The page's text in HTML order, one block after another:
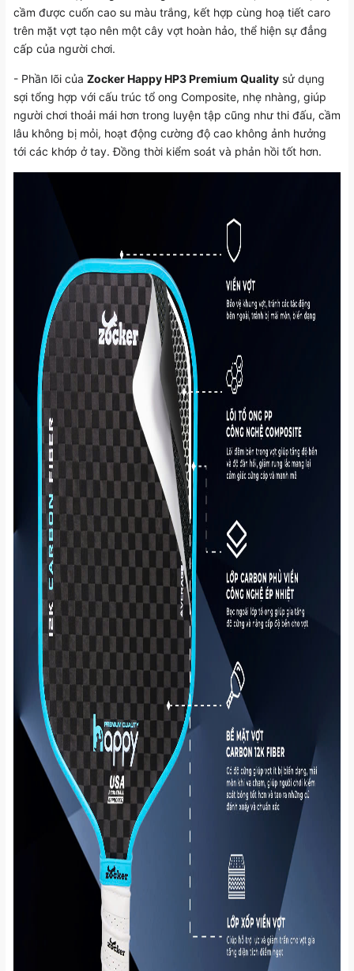
cầm được cuốn cao su màu trắng, kết hợp cùng hoạ tiết caro
trên mặt vợt tạo nên một cây vợt hoàn hảo, thể hiện sự đẳng
cấp của người chơi.
- Phần lõi của Zocker Happy HP3 Premium Quality sử dụng
sợi tổng hợp với cấu trúc tổ ong Composite, nhẹ nhàng, giúp
người chơi thoải mái hơn trong luyện tập cũng như thi đấu, cầm
lâu không bị mỏi, hoạt động cường độ cao không ảnh hưởng
tới các khớp ở tay. Đồng thời kiểm soát và phản hồi tốt hơn.